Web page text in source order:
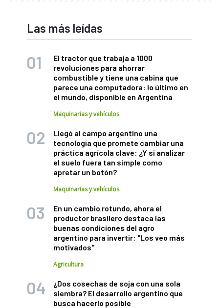
Las más leídas
El tractor que trabaja a 1000
revoluciones para ahorrar
combustible y tiene una cabina que
parece una computadora: lo último en
el mundo, disponible en Argentina
Maquinarias y vehículos
Llegó al campo argentino una
tecnología que promete cambiar una
práctica agrícola clave: ¿Y si analizar
el suelo fuera tan simple como
apretar un botón?
Maquinarias y vehículos
En un cambio rotundo, ahora el
productor brasilero destaca las
buenas condiciones del agro
argentino para invertir: "Los veo más
motivados"
Agricultura
¿Dos cosechas de soja con una sola
siembra? El desarrollo argentino que
busca hacerlo posible